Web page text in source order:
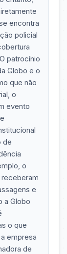
encontra
policial
patrocínio
Globo e o
que não
o
evento
de
o
e
a Globo
o que
empresa
de